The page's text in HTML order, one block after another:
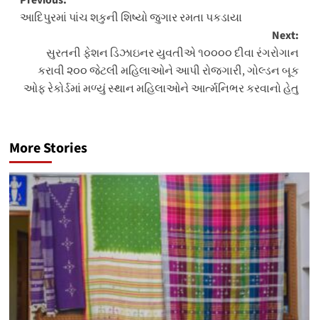
navigation
આદિપુરમાં પાંચ શકુની શિષ્યો જુગાર રમતા પકડાયા
Next:
સુરતની ફેશન ડિઝાઇનર યુવતીએ ૧૦૦૦૦ દીવા રંગરોગાન
કરાવી ૨૦૦ જેટલી મહિલાઓને આપી રોજગારી, ગોલ્ડન બૂક
ઓફ રેકોર્ડમાં મળ્યું સ્થાન મહિલાઓને આર્ત્મનિભર કરવાનો હેતુ
More Stories